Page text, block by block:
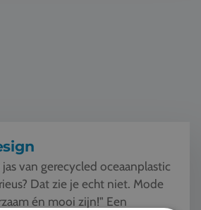
van gerecycled oceaanplastic
Dat zie je echt niet. Mode
én mooi zijn!" Een